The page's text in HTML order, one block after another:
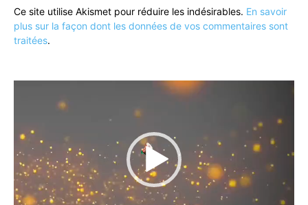
Ce site utilise Akismet pour réduire les indésirables. En savoir
plus sur la façon dont les données de vos commentaires sont
traitées.